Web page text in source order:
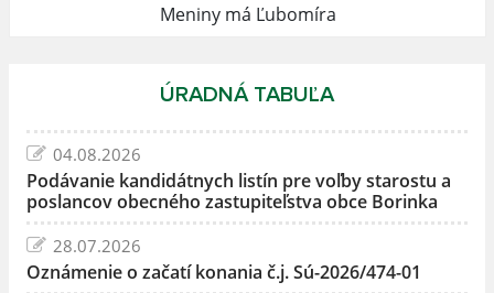
Meniny má Ľubomíra
ÚRADNÁ TABUĽA
04.08.2026
Podávanie kandidátnych listín pre voľby starostu a
poslancov obecného zastupiteľstva obce Borinka
28.07.2026
Oznámenie o začatí konania č.j. Sú-2026/474-01